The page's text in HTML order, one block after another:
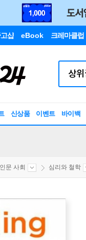
샵 eBook 크레마클럽
신상품 이벤트 바이백
인문 사회 심리와 철학